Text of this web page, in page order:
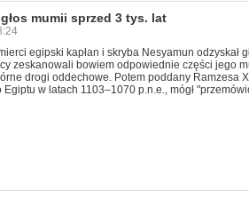
mumii sprzed 3 tys. lat
egipski kapłan i skryba Nesyamun odzyskał
zeskanowali bowiem odpowiednie części jego
drogi oddechowe. Potem poddany Ramzesa
Egiptu w latach 1103–1070 p.n.e., mógł